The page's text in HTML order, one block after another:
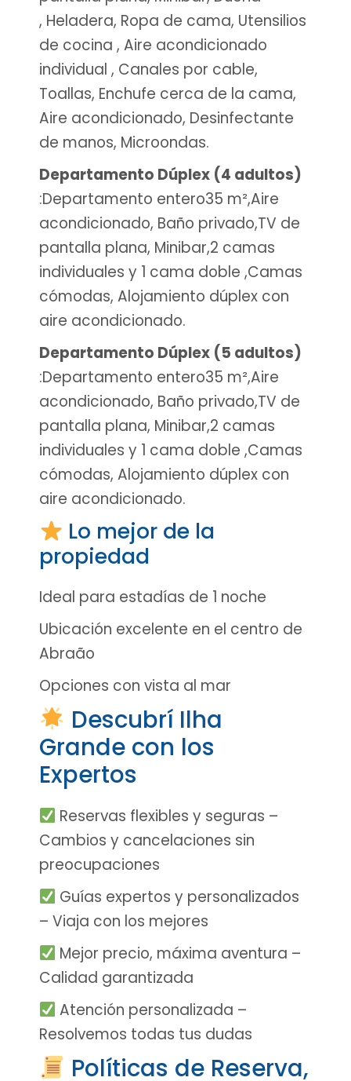
, Heladera, Ropa de cama, Utensilios
de cocina , Aire acondicionado
individual , Canales por cable,
Toallas, Enchufe cerca de la cama,
Aire acondicionado, Desinfectante
de manos, Microondas.
Departamento Dúplex (4 adultos)
:Departamento entero35 m²,Aire
acondicionado, Baño privado,TV de
pantalla plana, Minibar,2 camas
individuales y 1 cama doble ,Camas
cómodas, Alojamiento dúplex con
aire acondicionado.
Departamento Dúplex (5 adultos)
:Departamento entero35 m²,Aire
acondicionado, Baño privado,TV de
pantalla plana, Minibar,2 camas
individuales y 1 cama doble ,Camas
cómodas, Alojamiento dúplex con
aire acondicionado.
Lo mejor de la
propiedad
Ideal para estadías de 1 noche
Ubicación excelente en el centro de
Abraão
Opciones con vista al mar
Descubrí Ilha
Grande con los
Expertos
Reservas flexibles y seguras –
Cambios y cancelaciones sin
preocupaciones
Guías expertos y personalizados
– Viaja con los mejores
Mejor precio, máxima aventura –
Calidad garantizada
Atención personalizada –
Resolvemos todas tus dudas
Políticas de Reserva,